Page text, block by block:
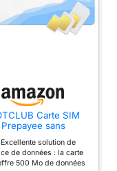
Carte SIM
Prepayee sans
avec Le
de 30 Pays
pour LTE
Excellente solution de
de données : la carte
500 Mo de données